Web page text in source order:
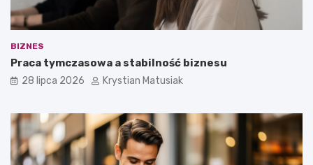
BIZNES
Praca tymczasowa a stabilność biznesu
28 lipca 2026 Krystian Matusiak